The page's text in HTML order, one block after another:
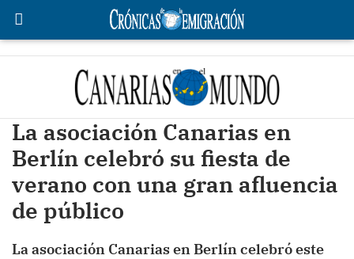
La asociación Canarias en
Berlín celebró su fiesta de
verano con una gran afluencia
de público
La asociación Canarias en Berlín celebró este